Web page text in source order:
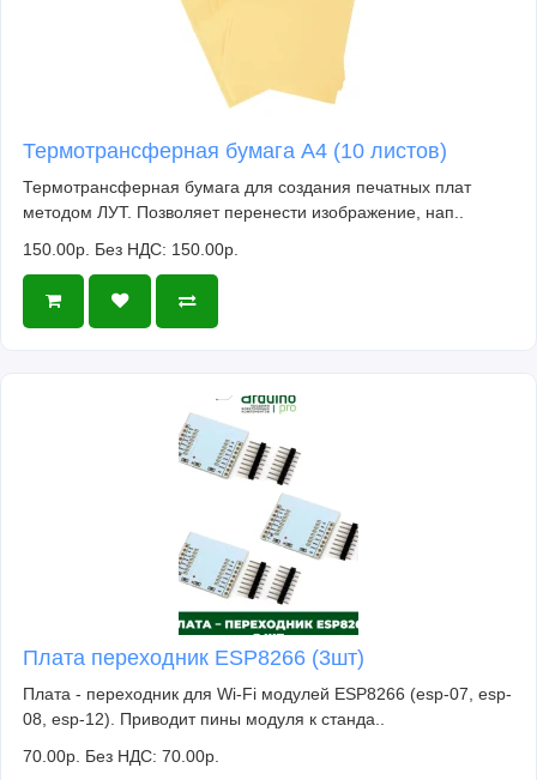
Термотрансферная бумага А4 (10 листов)
Термотрансферная бумага для создания печатных плат
методом ЛУТ. Позволяет перенести изображение, нап..
150.00р. Без НДС: 150.00р.
Плата переходник ESP8266 (3шт)
Плата - переходник для Wi-Fi модулей ESP8266 (esp-07, esp-
08, esp-12). Приводит пины модуля к станда..
70.00р. Без НДС: 70.00р.